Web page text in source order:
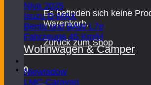
Es befinden sich keine
Warenkorb.
Zurück zum Shop
0
Warenkorb
Niva 2025
Isuzu D-MAX
Bentu und BAW L7e
Fahrzeuge 45 Km/H
Wohnwagen & Camper
Niewiadow
LMC-Caravan